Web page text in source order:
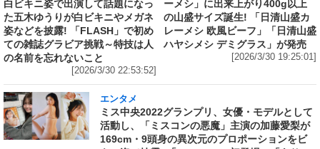
白ビキニ姿で出演して話題になっ
た五木ゆうりが白ビキニやメガネ
姿などを披露! 「FLASH」で初め
ての雑誌グラビア挑戦～特技は人
の名前を忘れないこと
[2026/3/30 22:53:52]
ーメシ」に出来上がり400g以上
の山盛サイズ誕生! 「日清山盛カ
レーメシ 欧風ビーフ」「日清山盛
ハヤシメシ デミグラス」が発売
[2026/3/30 19:25:01]
エンタメ
ミス中央2022グランプリ、女優・モデルとして
活動し、「ミスコンの悪魔」主演の加藤愛梨が
169cm・9頭身の異次元のプロポーションをビ